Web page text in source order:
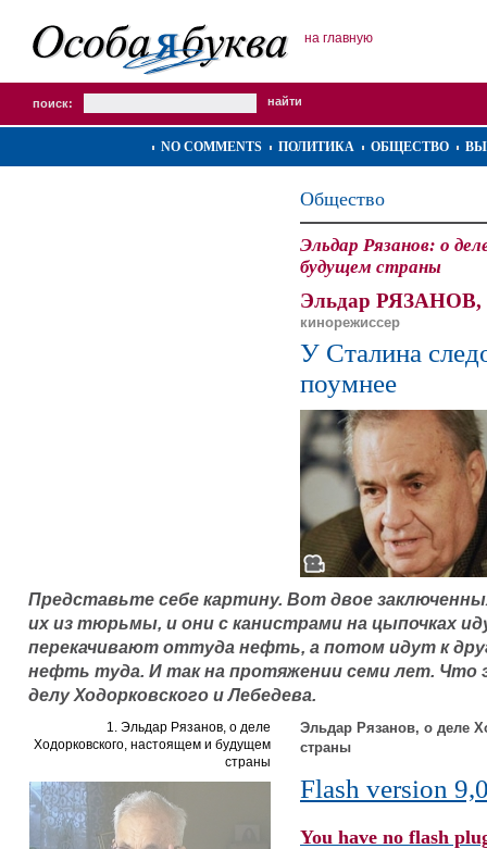
на главную
поиск:
NO COMMENTS ПОЛИТИКА ОБЩЕСТВО
Общество
Эльдар Рязанов: о
будущем страны
Эльдар РЯЗАНОВ,
кинорежиссер
У Сталина
поумнее
Представьте себе картину. Вот двое
их из тюрьмы, и они с канистрами на цыпочках
перекачивают оттуда нефть, а потом идут к
нефть туда. И так на протяжении семи лет. Что
делу Ходорковского и Лебедева.
1. Эльдар Рязанов, о деле
Ходорковского, настоящем и будущем
страны
Эльдар Рязанов, о деле
страны
Flash version
You have no flash